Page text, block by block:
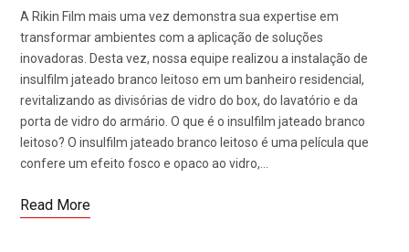
A Rikin Film mais uma vez demonstra sua expertise em
transformar ambientes com a aplicação de soluções
inovadoras. Desta vez, nossa equipe realizou a instalação de
insulfilm jateado branco leitoso em um banheiro residencial,
revitalizando as divisórias de vidro do box, do lavatório e da
porta de vidro do armário. O que é o insulfilm jateado branco
leitoso? O insulfilm jateado branco leitoso é uma película que
confere um efeito fosco e opaco ao vidro,…
Read More